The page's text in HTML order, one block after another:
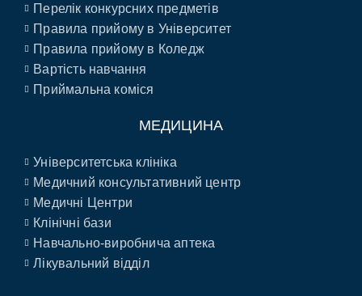
Перелік конкурсних предметів
Правила прийому в Університет
Правила прийому в Коледж
Вартість навчання
Приймальна коміся
МЕДИЦИНА
Університетська клініка
Медичний консультативний центр
Медичні Центри
Клінічні бази
Навчально-виробнича аптека
Лікувальний відділ